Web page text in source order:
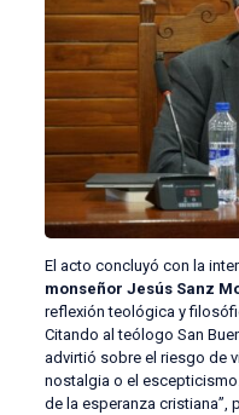
El acto concluyó con la
monseñor Jesús Sanz
reflexión teológica y
Citando al teólogo San
advirtió sobre el riesgo de
nostalgia o el
de la esperanza cristiana”,